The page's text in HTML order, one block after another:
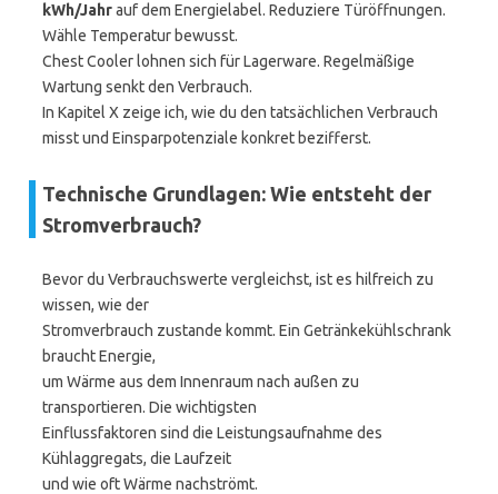
kWh/Jahrauf dem Energielabel. Reduziere Türöffnungen.
Wähle Temperatur bewusst.
Chest Cooler lohnen sich für Lagerware. Regelmäßige
Wartung senkt den Verbrauch.
In Kapitel X zeige ich, wie du den tatsächlichen Verbrauch
misst und Einsparpotenziale konkret bezifferst.
Technische Grundlagen: Wie entsteht der
Stromverbrauch?
Bevor du Verbrauchswerte vergleichst, ist es hilfreich zu
wissen, wie der
Stromverbrauch zustande kommt. Ein Getränkekühlschrank
braucht Energie,
um Wärme aus dem Innenraum nach außen zu
transportieren. Die wichtigsten
Einflussfaktoren sind die Leistungsaufnahme des
Kühlaggregats, die Laufzeit
und wie oft Wärme nachströmt.